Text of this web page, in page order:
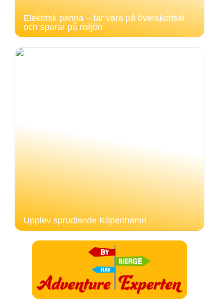
Elektrisk panna – tar vara på överskottsel
och sparar på miljön
Upplev sprudlande Köpenhamn